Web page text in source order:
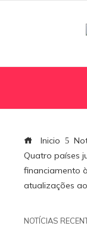
Inicio
Quatro países
financiamento
atualizações
NOTÍCIAS